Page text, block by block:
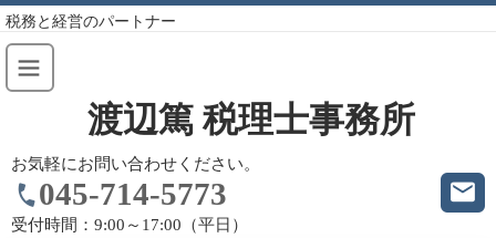
税務と経営のパートナー
渡辺篤 税理士事務所
お気軽にお問い合わせください。
045-714-5773
受付時間： 9:00～17:00（平日）